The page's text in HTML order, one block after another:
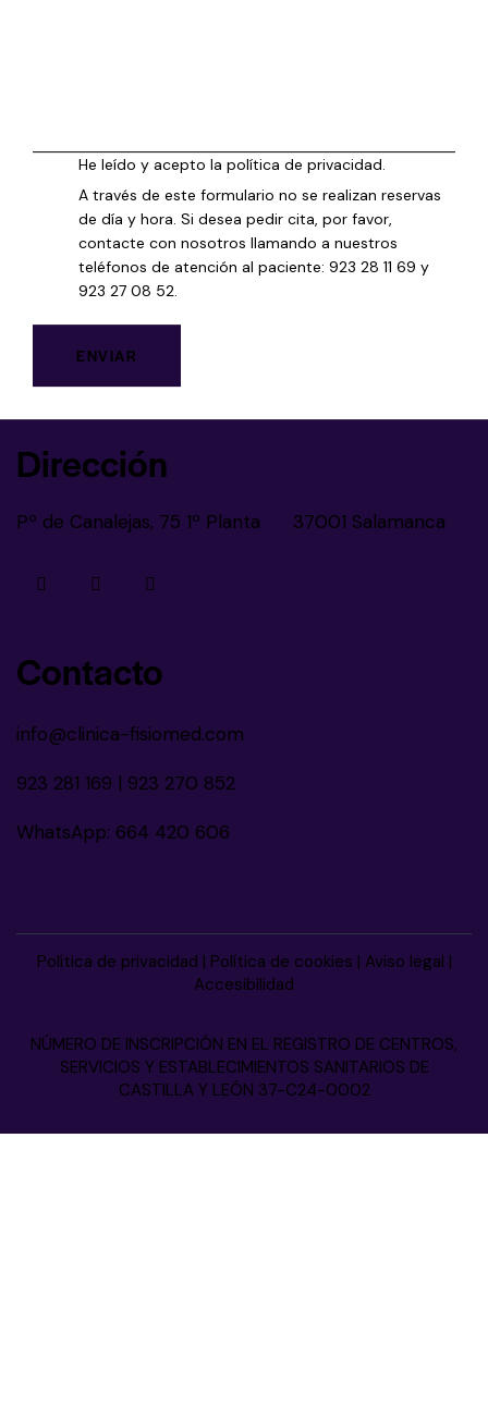
He leído y acepto lapolítica de privacidad.
A través de este formulario no se realizan reservas
de día y hora. Si desea pedir cita, por favor,
contacte con nosotros llamando a nuestros
teléfonos de atención al paciente:923 28 11 69 y
923 27 08 52.
Ponte en contacto
con nosotros
Dirección
Pº de Canalejas, 75 1ª Planta 37001 Salamanca
Contacto
info@clinica-fisiomed.com
923 281 169 | 923 270 852
WhatsApp: 664 420 606
Política de privacidad | Política de cookies | Aviso legal |
Accesibilidad
NÚMERO DE INSCRIPCIÓN EN EL REGISTRO DE CENTROS,
SERVICIOS Y ESTABLECIMIENTOS SANITARIOS DE
CASTILLA Y LEÓN 37-C24-0002